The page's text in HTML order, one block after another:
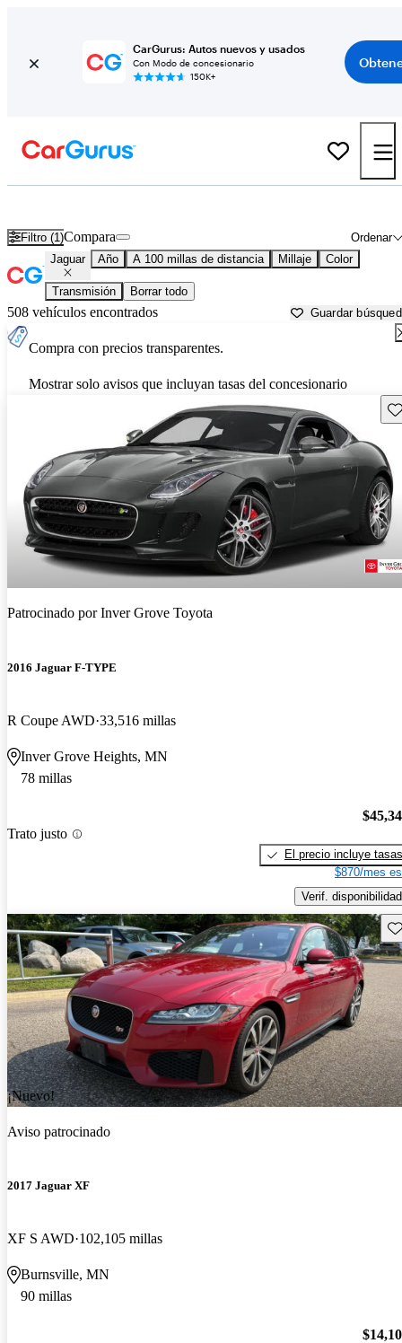
CarGurus: Autos nuevos y usados
Con Modo de concesionario
150K+
Filtro (1) Ordenar
Compara
Jaguar Año A 100 millas de distancia Millaje Color
Transmisión Borrar todo
508 vehículos encontrados Guardar
Compra con precios transparentes.
Mostrar solo avisos que incluyan tasas del concesionario
Patrocinado porInver Grove Toyota
2016 Jaguar F-TYPE
R Coupe AWD 33,516 millas
Inver Grove Heights, MN
78 millas
Trato justo
El precio incluye tasas
$870/mes
Verif. disponibilidad
¡Nuevo!
Aviso patrocinado
2017 Jaguar XF
XF S AWD 102,105 millas
Burnsville, MN
90 millas